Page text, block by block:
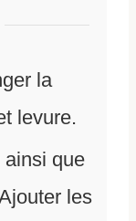
la
levure.
que
les